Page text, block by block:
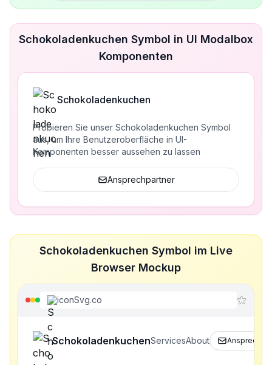
Schokoladenkuchen Symbol in UI Modalbox
Komponenten
Schokoladenkuchen
Probieren Sie unser Schokoladenkuchen Symbol
aus, um Ihre Benutzeroberfläche in UI-
Komponenten besser aussehen zu lassen
Ansprechpartner
Schokoladenkuchen Symbol im Live
Browser Mockup
iconSvg.co
SchokoladenkuchenServicesAbout